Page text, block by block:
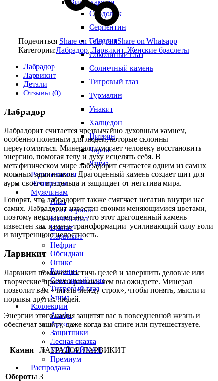
Виды камней
Сердолик
Серпентин
Содалит
Соколиный глаз
Солнечный камень
Тигровый глаз
Турмалин
Унакит
Халцедон
Цитрин
Чароит
Яшма
Редкие камни
Женщинам
Мужчинам
Агат
Агат черный
Бычий глаз
Гранат
Ларвикит
Нефрит
Обсидиан
Оникс
Родонит
Соколиный глаз
Тигровый глаз
Яшма
Коллекции
Альфа
Арго
Защитники
Лесная сказка
УРУЙ-АЙХАЛ
Премиум
Распродажа
Поделиться Share on TelegramShare on Whatsapp
Категории:Лабрадор,Ларвикит,Женские браслеты
Лабрадор
Ларвикит
Детали
Отзывы (0)
Лабрадор
Лабрадорит считается чрезвычайно духовным камнем,
особенно полезным для людей, которые склонны
переутомляться. Минерал помогает человеку восстановить
энергию, помогая телу и духу исцелять себя. В
метафизическом мире лабрадорит считается одним из самых
мощных защитников. Драгоценный камень создает щит для
ауры своего владельца и защищает от негатива мира.
Говорят, что лабрадорит также смягчает негатив внутри нас
самих. Лабрадорит известен своими меняющимися цветами,
поэтому неудивительно, что этот драгоценный камень
известен как камень трансформации, усиливающий силу воли
и внутреннюю целостность.
Ларвикит
Ларвикит поможет достичь целей и завершить деловые или
творческие проекты раньше, чем вы ожидаете. Минерал
позволит вам «читать между строк», чтобы понять, мысли и
порывы других людей.
Энергии этого камня защитят вас в повседневной жизнь и
обеспечат защиту, даже когда вы спите или путешествуете.
Камни ЛАБРАДОР, ЛАРВИКИТ
Обороты 3